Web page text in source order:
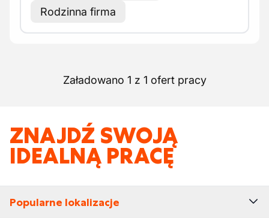
Rodzinna firma
Załadowano 1 z 1 ofert pracy
ZNAJDŹ SWOJĄ
IDEALNĄ PRACĘ
Popularne lokalizacje